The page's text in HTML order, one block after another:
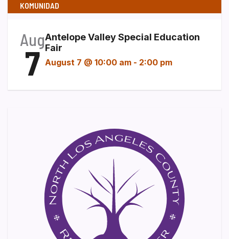
KOMUNIDAD
Aug
7
Antelope Valley Special Education
Fair
August 7 @ 10:00 am - 2:00 pm